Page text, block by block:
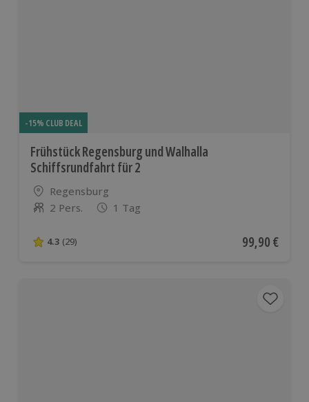
-15% CLUB DEAL
Frühstück Regensburg und Walhalla
Schiffsrundfahrt für 2
Standort
Regensburg
Anzahl der Teilnehmer
2 Pers. 1 Tag
4.3 von 5 Sternen basierend auf 29 Bewertungen
4.3 (29) Aktueller
99,90 €